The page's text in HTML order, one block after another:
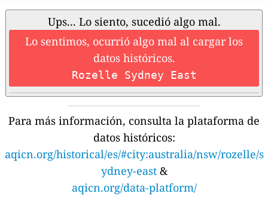
Ups... Lo siento, sucedió algo mal.
Lo sentimos, ocurrió algo mal al cargar los
datos históricos.
Rozelle Sydney East
Para más información, consulta la plataforma de
datos históricos:
aqicn.org/historical/es/#city:australia/nsw/rozelle/s
ydney-east&
aqicn.org/data-platform/